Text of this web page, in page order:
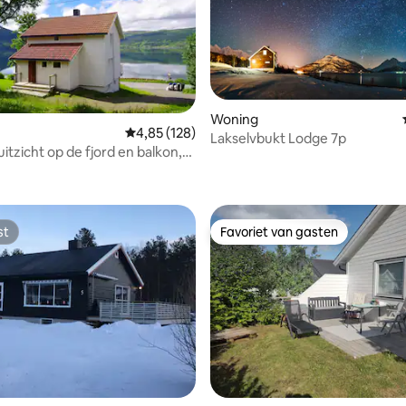
van 4,97 uit 5, 32 recensies
Gemiddelde beoordeling van 4,85 uit 5, 128
4,85 (128)
op de fjord en balkon,
Woning
Lakselvbukt Lodge 7p
Favoriet van gasten
Favoriet van gasten